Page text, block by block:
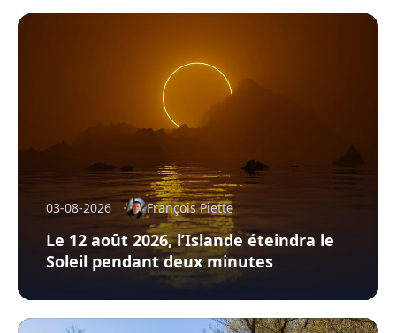
03-08-2026 François Piette
Le 12 août 2026, l’Islande éteindra le
Soleil pendant deux minutes